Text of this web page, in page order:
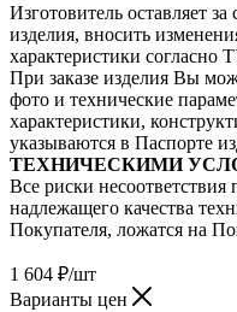
Изготовитель оставляет
изделия, вносить
характеристики согласно
При заказе изделия Вы
фото и технические
характеристики,
указываются в Паспорте
ТЕХНИЧЕСКИМИ
Все риски
надлежащего качества
Покупателя, ложатся на
1 604 ₽/шт
Варианты цен